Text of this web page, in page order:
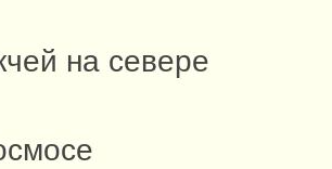
на севере